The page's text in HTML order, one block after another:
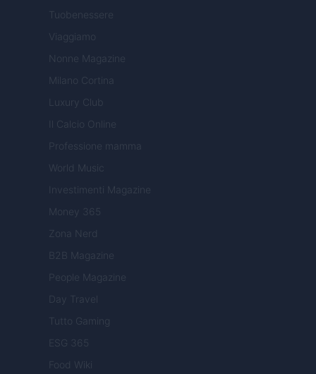
Tuobenessere
Viaggiamo
Nonne Magazine
Milano Cortina
Luxury Club
Il Calcio Online
Professione mamma
World Music
Investimenti Magazine
Money 365
Zona Nerd
B2B Magazine
People Magazine
Day Travel
Tutto Gaming
ESG 365
Food Wiki